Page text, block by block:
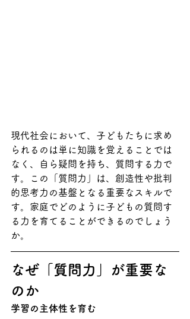
現代社会において、子どもたちに求め
られるのは単に知識を覚えることでは
なく、自ら疑問を持ち、質問する力で
す。この「質問力」は、創造性や批判
的思考力の基盤となる重要なスキルで
す。家庭でどのように子どもの質問す
る力を育てることができるのでしょう
か。
なぜ「質問力」が重要な
のか
学習の主体性を育む